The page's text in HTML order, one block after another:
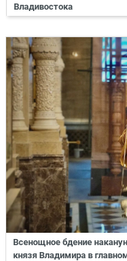
Владивостока
Всенощное бдение
князя Владимира в